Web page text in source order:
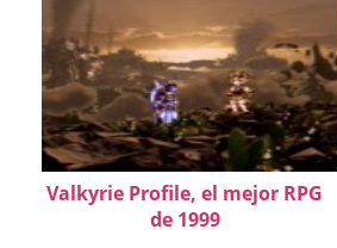
Valkyrie Profile, el mejor RPG
de 1999